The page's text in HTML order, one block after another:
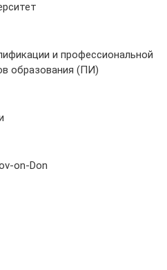
и профессиональной
образования (ПИ)
on-Don